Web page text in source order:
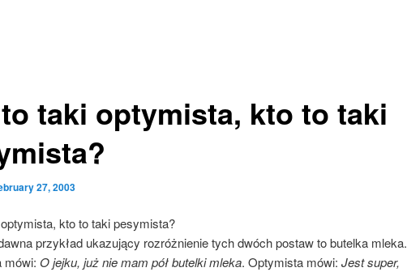
taki optymista, kto to taki
27, 2003
kto to taki pesymista?
przykład ukazujący rozróżnienie tych dwóch postaw to butelka mleka.
mówi: O jejku, już nie mam pół butelki mleka. Optymista mówi: Jest super,